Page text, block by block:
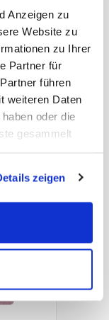
Anzeigen zu
Website zu
zu Ihrer
Partner für
führen
weiteren Daten
oder die
gesammelt
zeigen